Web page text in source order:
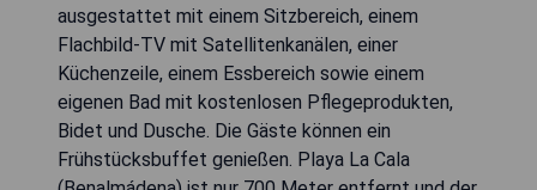
ausgestattet mit einem Sitzbereich, einem
Flachbild-TV mit Satellitenkanälen, einer
Küchenzeile, einem Essbereich sowie einem
eigenen Bad mit kostenlosen Pflegeprodukten,
Bidet und Dusche. Die Gäste können ein
Frühstücksbuffet genießen. Playa La Cala